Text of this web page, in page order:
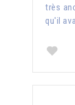
très
qu'il